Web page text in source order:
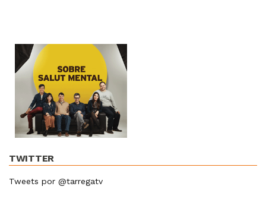
TWITTER
Tweets por @tarregatv